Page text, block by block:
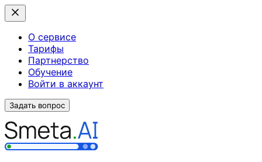
О сервисе
Тарифы
Партнерство
Обучение
Войти в аккаунт
Задать вопрос